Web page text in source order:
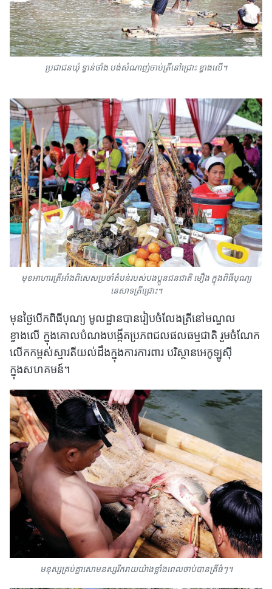
ប្រជាជនឃុំ ទ្វាន់ថាំង បង់សំណាញ់ចាប់ត្រីនៅជ្រោះ ខ្វាងលើ។
មុខអាហារត្រីអាំងពិសេសប្រចាំតំបន់របស់បងប្អូនជនជាតិ មឿង ក្នុងពិធីបុណ្យ
នេសាទត្រីជ្រោះ។
មុនថ្ងៃបើកពិធីបុណ្យ មូលដ្ឋានបានរៀបចំលែងត្រីនៅមណ្ឌល
ខ្វាងលើ ក្នុងគោលបំណងបង្កើតប្រភពជលផលធម្មជាតិ រួមចំណែក
លើកកម្ពស់ស្មារតីយល់ដឹងក្នុងការការពារ បរិស្ថានអេកូឡូស៊ី
ក្នុងសហគមន៍។
មនុស្សគ្រប់គ្នាសោមនស្សរីករាយយ៉ាងខ្លាំងពេលចាប់បានត្រីធំៗ។